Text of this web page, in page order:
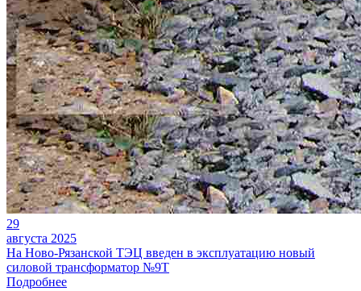
29
августа 2025
На Ново-Рязанской ТЭЦ введен в эксплуатацию новый
силовой трансформатор №9Т
Подробнее